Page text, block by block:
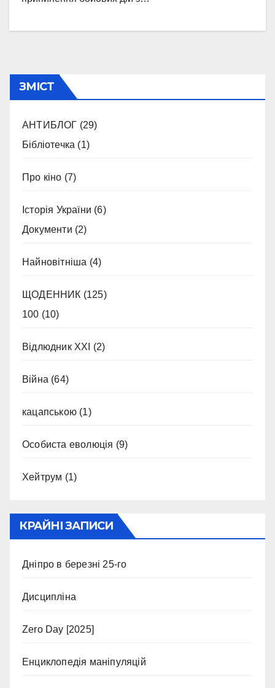
ЗМІСТ
АНТИБЛОГ (29)
Бібліотечка (1)
Про кіно (7)
Історія України (6)
Документи (2)
Найновітніша (4)
ЩОДЕННИК (125)
100 (10)
Відлюдник XXI (2)
Війна (64)
кацапською (1)
Особиста еволюція (9)
Хейтрум (1)
КРАЙНІ ЗАПИСИ
Дніпро в березні 25-го
Дисципліна
Zero Day [2025]
Енциклопедія маніпуляцій